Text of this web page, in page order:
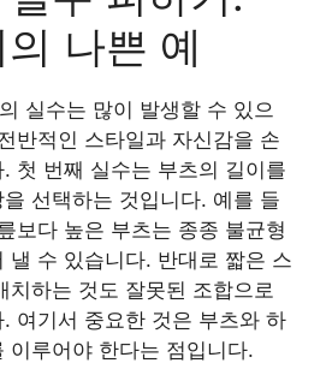
나쁜 예
실수는 많이 발생할 수 있으
반적인 스타일과 자신감을 손
첫 번째 실수는 부츠의 길이를
선택하는 것입니다. 예를 들
보다 높은 부츠는 종종 불균형
낼 수 있습니다. 반대로 짧은 스
치하는 것도 잘못된 조합으로
여기서 중요한 것은 부츠와 하
이루어야 한다는 점입니다.